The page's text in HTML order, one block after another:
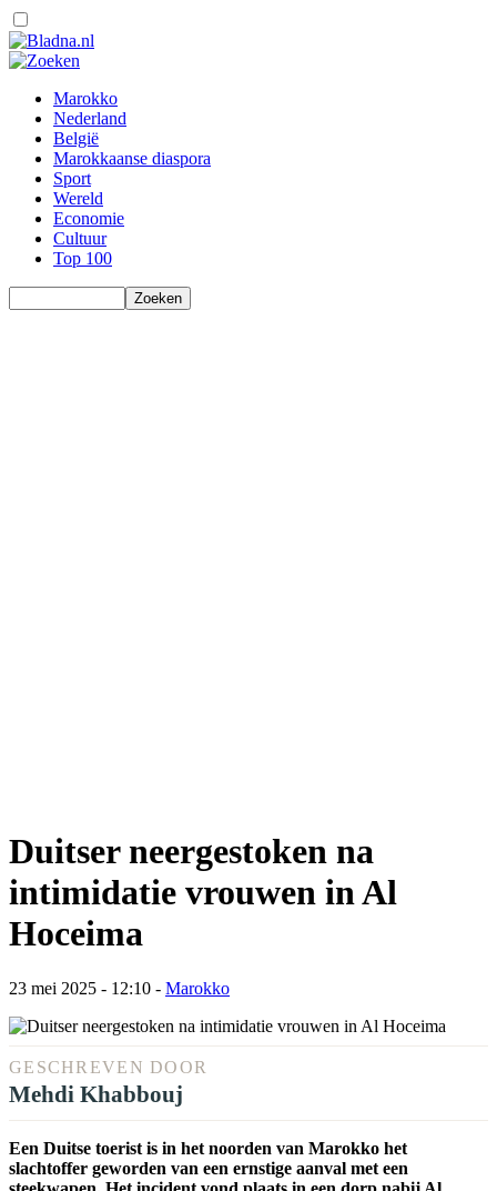
Marokko
Nederland
België
Marokkaanse diaspora
Sport
Wereld
Economie
Cultuur
Top 100
Duitser neergestoken na
intimidatie vrouwen in Al
Hoceima
23 mei 2025 - 12:10 - Marokko
GESCHREVEN DOOR
Mehdi Khabbouj
Een Duitse toerist is in het noorden van Marokko het
slachtoffer geworden van een ernstige aanval met een